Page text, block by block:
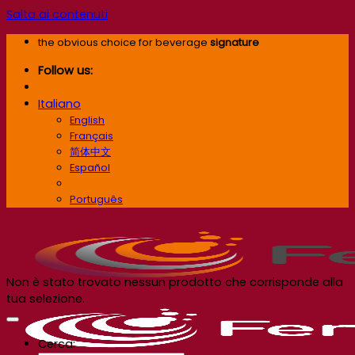
Salta ai contenuti
the obvious choice for beverage signature
Follow us:
Italiano
English
Français
简体中文
Español
Português
Non è stato trovato nessun prodotto che corrisponde alla
tua selezione.
Cerca: